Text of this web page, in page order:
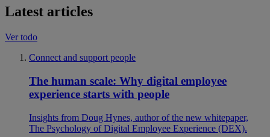
Latest articles
Ver todo
Connect and support people
The human scale: Why digital employee
experience starts with people
Insights from Doug Hynes, author of the new whitepaper,
The Psychology of Digital Employee Experience (DEX).